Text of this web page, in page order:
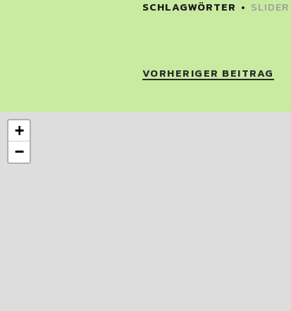
SCHLAGWÖRTER SLIDER
VORHERIGER BEITRAG
+
−